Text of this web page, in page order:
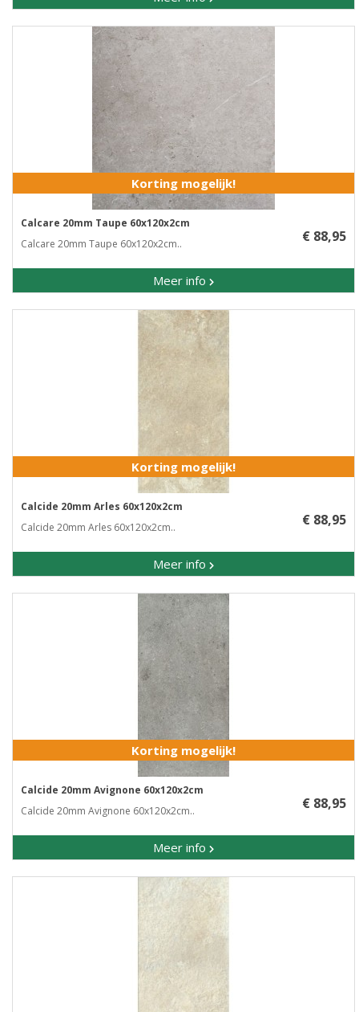
Korting mogelijk!
Calcare 20mm Taupe 60x120x2cm
Calcare 20mm Taupe 60x120x2cm..
Meer info
€ 88,95
Korting mogelijk!
Calcide 20mm Arles 60x120x2cm
Calcide 20mm Arles 60x120x2cm..
Meer info
€ 88,95
Korting mogelijk!
Calcide 20mm Avignone 60x120x2cm
Calcide 20mm Avignone 60x120x2cm..
Meer info
€ 88,95